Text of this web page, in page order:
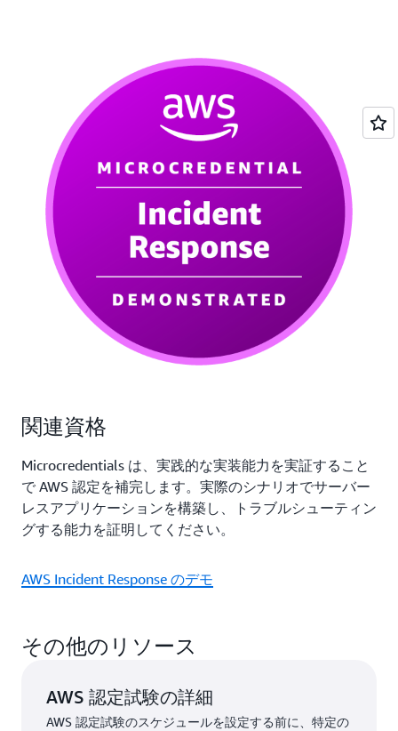
と AWS Certified Advanced Networking - Specialty
は、他のクラウドプロフェッショナルがネットワー
クエンジニアや DevSecOps エンジニアなどの職種
でさらにキャリアを高めるために取得した追加の認
定です。
にサインインしてこの割引にアクセスで
関連資格
Microcredentials は、実践的な実装能力を実証すること
で AWS 認定を補完します。実際のシナリオでサーバー
レスアプリケーションを構築し、トラブルシューティン
グする能力を証明してください。
AWS Incident Response のデモ
その他のリソース
AWS 認定試験の詳細
AWS 認定試験のスケジュールを設定する前に、特定の